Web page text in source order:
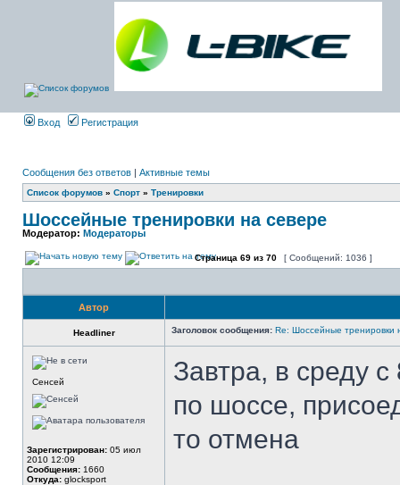
Вход Регистрация
Сообщения без ответов | Активные темы
Список форумов » Спорт » Тренировки
Шоссейные тренировки на севере
Модератор: Модераторы
Страница 69 из 70 [ Сообщений: 1036 ]
Автор
Headliner Заголовок сообщения: Re: Шоссейные тренировки
Сенсей
Зарегистрирован: 05 июл
2010 12:09
Сообщения: 1660
Откуда: glocksport
Завтра, в среду
по шоссе,
то отмена